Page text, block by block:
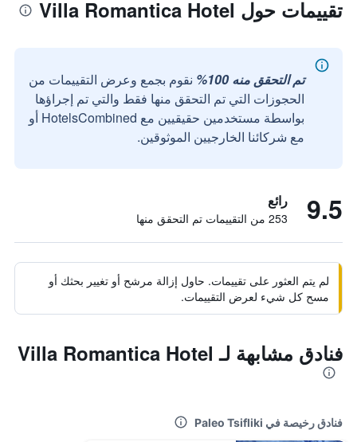
تقييمات حول Villa Romantica Hotel
تم التحقق منه 100%
نقوم بجمع وعرض التقييمات من
الحجوزات التي تم التحقق منها فقط والتي تم إجراؤها
بواسطة مستخدمين حقيقيين مع HotelsCombined أو
مع شركائنا الخارجيين الموثوقين.
9.5 رائع
253 من التقييمات تم التحقق منها
لم يتم العثور على تقييمات. حاول إزالة مرشح أو تغيير بحثك أو
مسح كل شيء لعرض التقييمات.
فنادق مشابهة لـ Villa Romantica Hotel
فنادق رخيصة في Paleo Tsifliki